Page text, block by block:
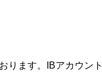
ります。IBアカウン